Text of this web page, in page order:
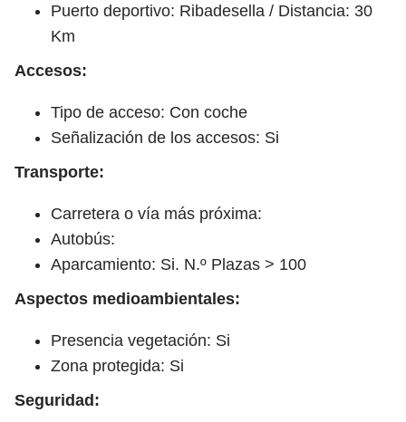
Puerto deportivo: Ribadesella / Distancia: 30
Km
Accesos:
Tipo de acceso: Con coche
Señalización de los accesos: Si
Transporte:
Carretera o vía más próxima:
Autobús:
Aparcamiento: Si. N.º Plazas > 100
Aspectos medioambientales:
Presencia vegetación: Si
Zona protegida: Si
Seguridad: